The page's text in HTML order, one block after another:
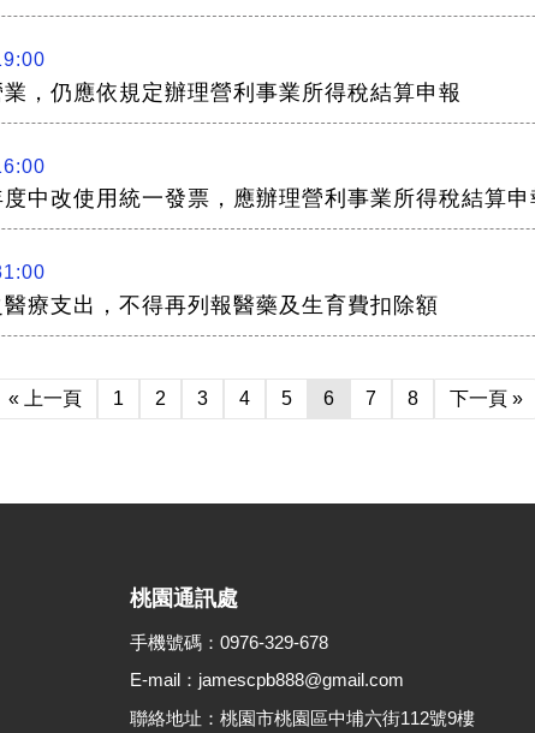
，仍應依規定辦理營利事業所得稅結算申報
中改使用統一發票，應辦理營利事業所得稅結算申
療支出，不得再列報醫藥及生育費扣除額
« 上一頁 1 2 3 4 5 6 7 8 下一頁 »
桃園通訊處
手機號碼：0976-329-678
E-mail：jamescpb888@gmail.com
聯絡地址：桃園市桃園區中埔六街112號9樓